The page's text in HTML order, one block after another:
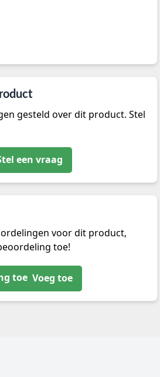
gesteld over dit product. Stel
een vraag
voor dit product,
toe!
Voeg toe